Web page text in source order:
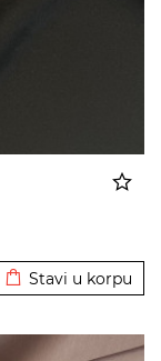
Stavi u korpu